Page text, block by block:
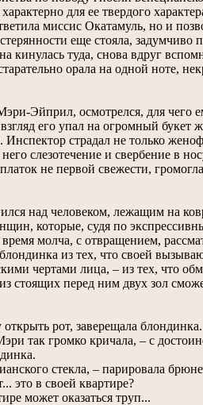
для ее твердого
миссис Окатамуль, но и
еще стояла, задумчиво
туда, снова вдруг
орала на одной ноте,
Эйприл, осмотрелся, для чего
его упал на огромный букет
страдал не только
слезотечение и свербение в
не первой свежести,
над человеком, лежащим на
которые, судя по
молча, с отвращением,
из тех, что своей
чертами лица, – из тех, что
стоящих перед ним двух зол
рот, заверещала блондинка.
так громко кричала, – с
стекла, – парировала
это в своей квартире?
может оказаться труп...